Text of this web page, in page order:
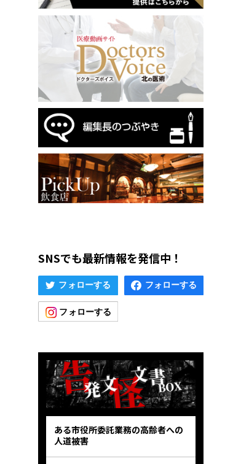
SNSでも最新情報を発信中！
ある市役所委託業務の高齢者への
人道被害